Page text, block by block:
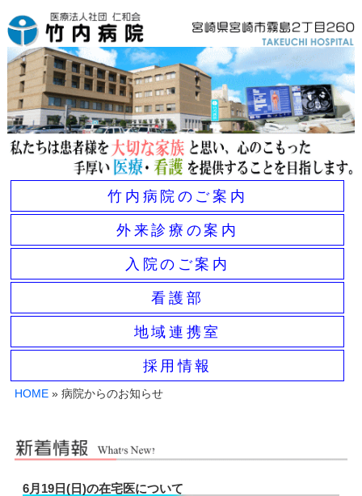
竹内病院のご案内
外来診療の案内
入院のご案内
看護部
地域連携室
採用情報
HOME» 病院からのお知らせ
6月19日(日)の在宅医について